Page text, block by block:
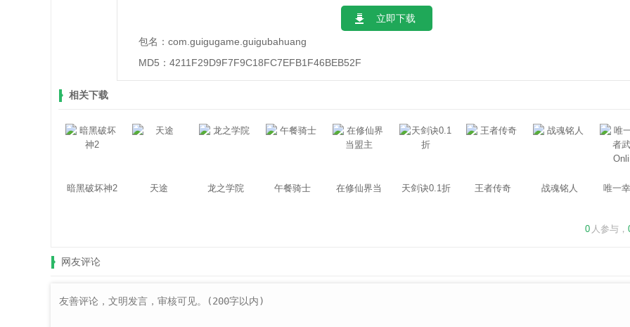
立即下载
包名： com.guigugame.guigubahuang
MD5： 4211F29D9F7F9C18FC7EFB1F46BEB52F
相关下载
暗黑破坏神2 天途 龙之学院 午餐骑士
在修仙界当
天剑诀0.1折 王者传奇 战魂铭人
唯一
0 人参与，
网友评论